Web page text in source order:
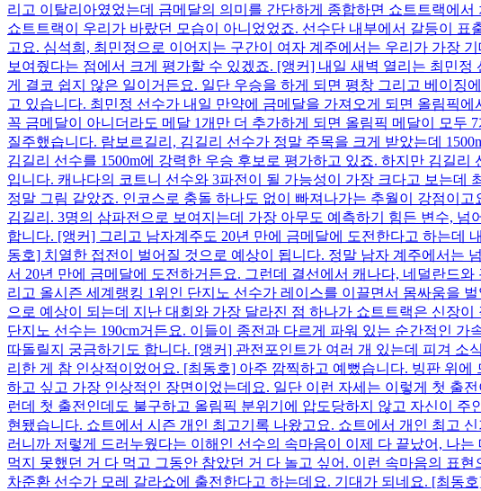
리고 이탈리아였었는데 금메달의 의미를 간단하게 종합하면 쇼트트랙에
쇼트트랙이 우리가 바랐던 모습이 아니었었죠. 선수단 내부에서 갈등이
고요. 심석희, 최민정으로 이어지는 구간이 여자 계주에서는 우리가 가장
보여줬다는 점에서 크게 평가할 수 있겠죠. [앵커] 내일 새벽 열리는 최민
게 결코 쉽지 않은 일이거든요. 일단 우승을 하게 되면 평창 그리고 베이징
고 있습니다. 최민정 선수가 내일 만약에 금메달을 가져오게 되면 올림픽
꼭 금메달이 아니더라도 메달 1개만 더 추가하게 되면 올림픽 메달이 모
질주했습니다. 람보르길리, 김길리 선수가 정말 주목을 크게 받았는데
김길리 선수를 1500m에 강력한 우승 후보로 평가하고 있죠. 하지만 김길
입니다. 캐나다의 코트니 선수와 3파전이 될 가능성이 가장 크다고 보는
정말 그림 같았죠. 인코스로 충돌 하나도 없이 빠져나가는 추월이 강점이
김길리. 3명의 삼파전으로 보여지는데 가장 아무도 예측하기 힘든 변수,
합니다. [앵커] 그리고 남자계주도 20년 만에 금메달에 도전한다고 하는데
동호] 치열한 접전이 벌어질 것으로 예상이 됩니다. 정말 남자 계주에서는
서 20년 만에 금메달에 도전하거든요. 그런데 결선에서 캐나다, 네덜란드
리고 올시즌 세계랭킹 1위인 단지노 선수가 레이스를 이끌면서 몸싸움을
으로 예상이 되는데 지난 대회와 가장 달라진 점 하나가 쇼트트랙은 신장
단지노 선수는 190cm거든요. 이들이 종전과 다르게 파워 있는 순간적인
따돌릴지 궁금하기도 합니다. [앵커] 관전포인트가 여러 개 있는데 피겨
리한 게 참 인상적이었어요. [최동호] 아주 깜찍하고 예뻤습니다. 빙판 위
하고 싶고 가장 인상적인 장면이었는데요. 일단 이런 자세는 이렇게 첫 출
런데 첫 출전인데도 불구하고 올림픽 분위기에 압도당하지 않고 자신이
현됐습니다. 쇼트에서 시즌 개인 최고기록 나왔고요. 쇼트에서 개인 최고
러니까 저렇게 드러누웠다는 이해인 선수의 속마음이 이제 다 끝났어, 나
먹지 못했던 거 다 먹고 그동안 참았던 거 다 놀고 싶어. 이런 속마음의 표
차준환 선수가 모레 갈라쇼에 출전한다고 하는데요. 기대가 되네요. [최동